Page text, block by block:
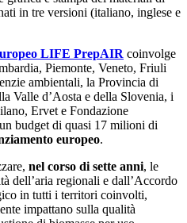
in tre versioni (italiano, inglese e
LIFE PrepAIR coinvolge
Piemonte, Veneto, Friuli
ambientali, la Provincia di
Valle d’Aosta e della Slovenia, i
Ervet e Fondazione
budget di quasi 17 milioni di
europeo.
nel corso di sette anni, le
dell’aria regionali e dall’Accordo
in tutti i territori coinvolti,
impattano sulla qualità